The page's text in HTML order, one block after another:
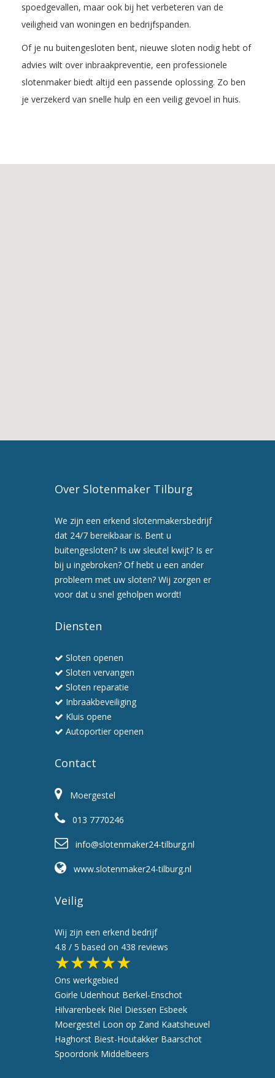
spoedgevallen, maar ook bij het verbeteren van de
veiligheid van woningen en bedrijfspanden.
Of je nu buitengesloten bent, nieuwe sloten nodig hebt of
advies wilt over inbraakpreventie, een professionele
slotenmaker biedt altijd een passende oplossing. Zo ben
je verzekerd van snelle hulp en een veilig gevoel in huis.
Slotenmaker
afspraak
preventiebezoek
professioneel
Over Slotenmaker Tilburg
We zijn een erkend slotenmakersbedrijf
dat 24/7 bereikbaar is. Bent u
buitengesloten? Is uw sleutel kwijt? Is er
bij u ingebroken? Of hebt u een ander
probleem met uw sloten? Wij zorgen er
voor dat u snel geholpen wordt!
Diensten
Sloten openen
Sloten vervangen
Sloten reparatie
Inbraakbeveiliging
Kluis opene
Autoportier openen
Contact
Moergestel
013 7770246
info@slotenmaker24-tilburg.nl
www.slotenmaker24-tilburg.nl
Veilig
Wij zijn een erkend bedrijf
4.8 / 5 based on 438 reviews
★★★★★
Ons werkgebied
Goirle Udenhout Berkel-Enschot
Hilvarenbeek Riel Diessen Esbeek
Moergestel Loon op Zand Kaatsheuvel
Haghorst Biest-Houtakker Baarschot
Spoordonk Middelbeers